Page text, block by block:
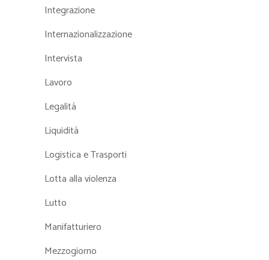
Integrazione
Internazionalizzazione
Intervista
Lavoro
Legalità
Liquidità
Logistica e Trasporti
Lotta alla violenza
Lutto
Manifatturiero
Mezzogiorno